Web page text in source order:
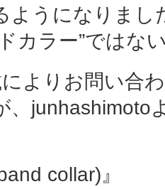
ようになりまし
カラー”ではな
よりお問い合
、junhashimoto
collar)』